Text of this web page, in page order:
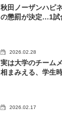
秋田ノーザンハピ
の懲罰が決定…1試
2026.02.28
実は大学のチーム
相まみえる、学生
2026.02.17